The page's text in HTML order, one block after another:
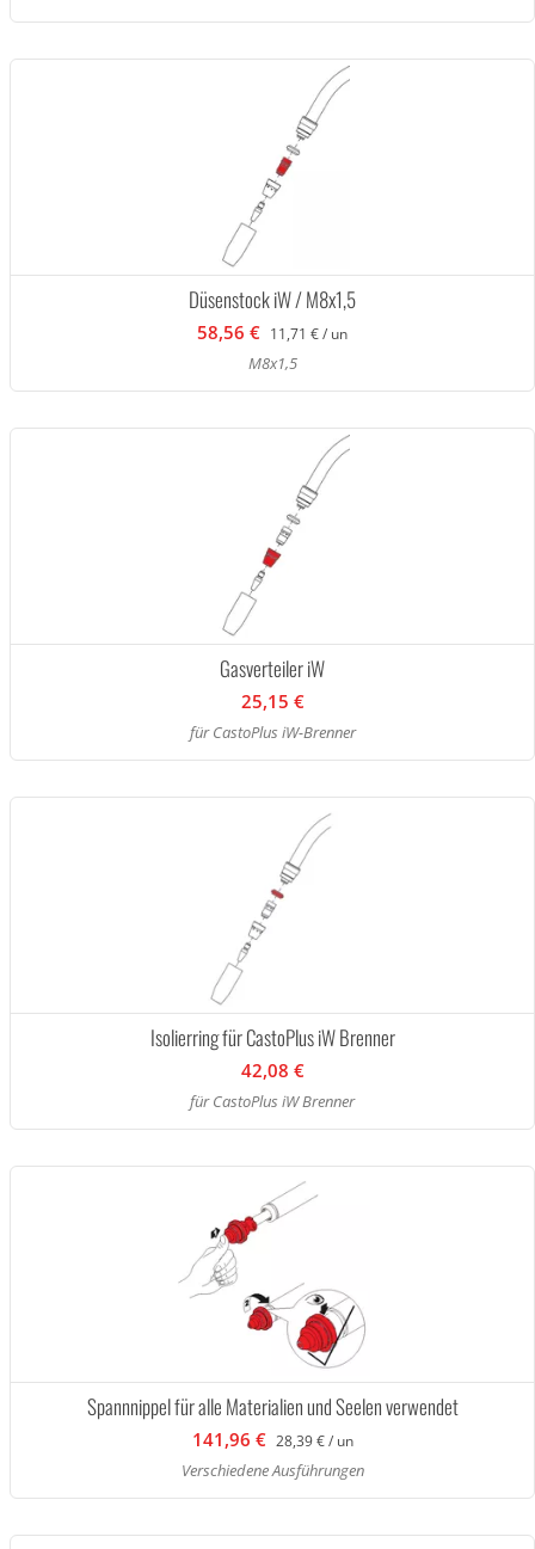
Düsenstock iW / M8x1,5
58,56 € 11,71 € / un
M8x1,5
Gasverteiler iW
25,15 €
für CastoPlus iW-Brenner
Isolierring für CastoPlus iW Brenner
42,08 €
für CastoPlus iW Brenner
Spannnippel für alle Materialien und Seelen verwendet
141,96 € 28,39 € / un
Verschiedene Ausführungen